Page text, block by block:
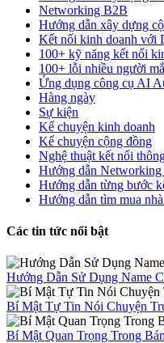
Networking B2B
Hướng dẫn xây dựng
Kết nối kinh doanh với
100+ kỹ năng kết nối
100+ lỗi nhiều người
Ứng dụng công cụ AI
Hàng ngày
Sự kiện
Kể chuyện kinh doanh
Kể chuyện cộng đồng
Nghệ thuật kết nối
Hướng dẫn Networking
Hướng dẫn từng bước
Hướng dẫn tìm mua
Các tin tức nổi bật
Hướng Dẫn Sử Dụng Name
Bí Mật Tự Tin Nói Chuyện
Bí Mật Quan Trọng Trong